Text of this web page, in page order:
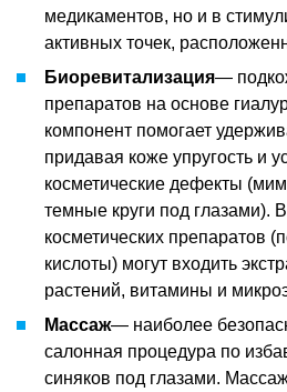
медикаментов, но и в
активных точек,
Биоревитализация—
препаратов на основе
компонент помогает
придавая коже упругость и
косметические дефекты
темные круги под глазами).
косметических препаратов
кислоты) могут входить
растений, витамины и
Массаж— наиболее
салонная процедура по
синяков под глазами.